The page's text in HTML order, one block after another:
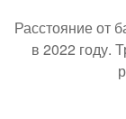
Расстояние от
в 2022 году.